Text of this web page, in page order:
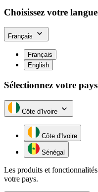
Choisissez votre langue
Français
Français
English
Sélectionnez votre pays
Côte d'Ivoire
Côte d'Ivoire
Sénégal
Les produits et
votre pays.